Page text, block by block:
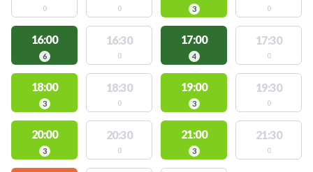
0 0 3 0
16:00
6
16:30
0
17:00
4
17:30
0
18:00
3
18:30
0
19:00
3
19:30
0
20:00
3
20:30
0
21:00
3
21:30
0